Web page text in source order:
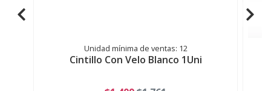
Unidad mínima de ventas: 12
Cintillo Con Velo Blanco 1Uni